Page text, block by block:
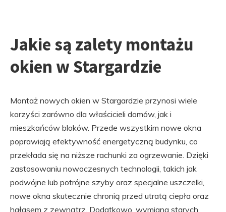
Jakie są zalety montażu
okien w Stargardzie
Montaż nowych okien w Stargardzie przynosi wiele
korzyści zarówno dla właścicieli domów, jak i
mieszkańców bloków. Przede wszystkim nowe okna
poprawiają efektywność energetyczną budynku, co
przekłada się na niższe rachunki za ogrzewanie. Dzięki
zastosowaniu nowoczesnych technologii, takich jak
podwójne lub potrójne szyby oraz specjalne uszczelki,
nowe okna skutecznie chronią przed utratą ciepła oraz
hałasem z zewnątrz. Dodatkowo, wymiana starych